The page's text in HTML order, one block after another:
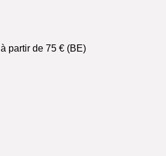
à partir de 75 € (BE)